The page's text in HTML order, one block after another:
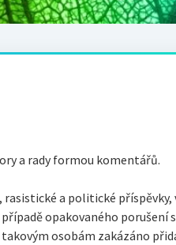
a rady formou komentářů.
rasistické a politické příspěvky,
opakovaného porušení
osobám zakázáno